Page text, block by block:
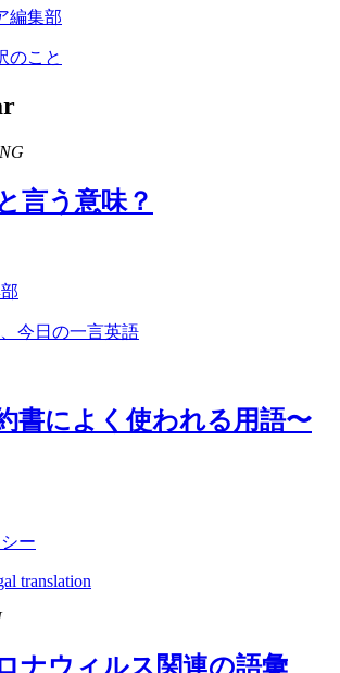
編集部
のこと
言う意味？
今日の一言英語
書によく使われる用語〜
ー
translation
ナウィルス関連の語彙